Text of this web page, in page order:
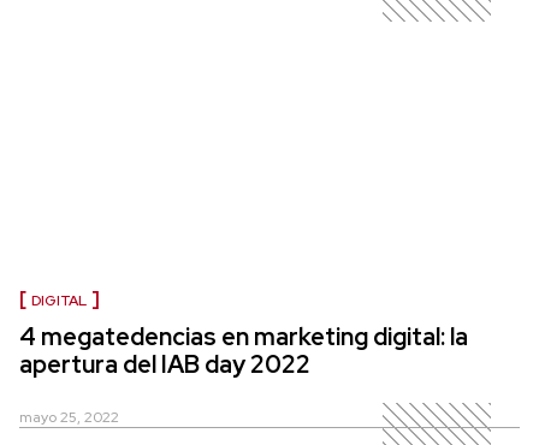
DIGITAL
4 megatedencias en marketing digital: la
apertura del IAB day 2022
mayo 25, 2022